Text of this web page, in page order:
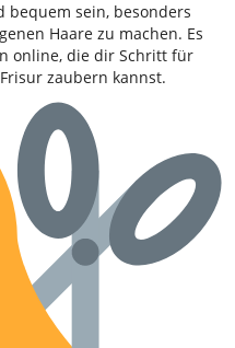
bequem sein, besonders
Haare zu machen. Es
online, die dir Schritt für
zaubern kannst.